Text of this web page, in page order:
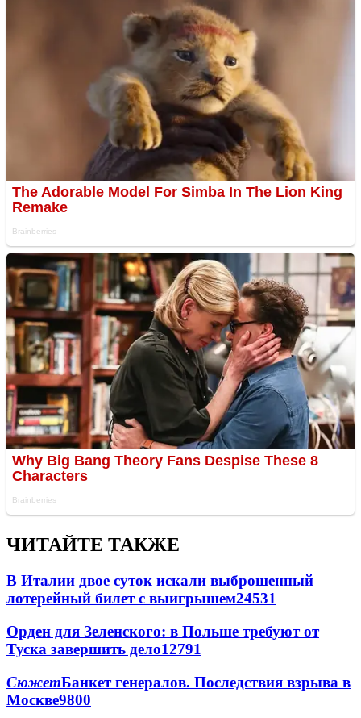
ЧИТАЙТЕ ТАКЖЕ
В Италии двое суток искали выброшенный
лотерейный билет с выигрышем24531
Орден для Зеленского: в Польше требуют от
Туска завершить дело12791
СюжетБанкет генералов. Последствия взрыва в
Москве9800